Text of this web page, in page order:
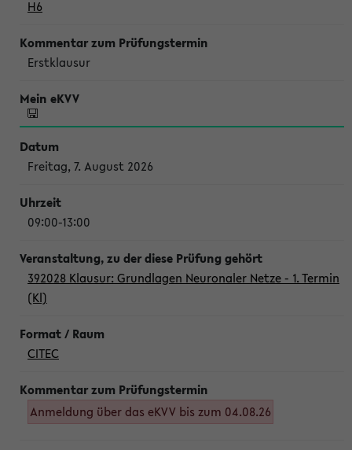
H6
Erstklausur
Freitag, 7. August 2026
09:00-13:00
392028 Klausur: Grundlagen Neuronaler Netze - 1. Termin
(Kl)
CITEC
Anmeldung über das eKVV bis zum 04.08.26